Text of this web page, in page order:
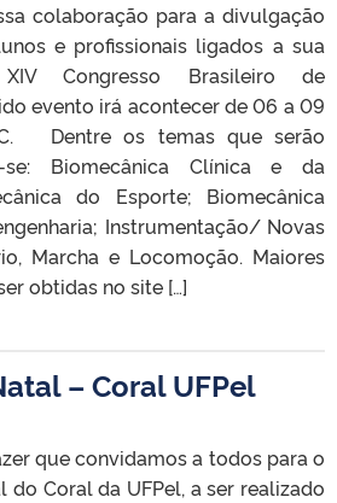
colaboração para a divulgação
e profissionais ligados a sua
Congresso Brasileiro de
evento irá acontecer de 06 a 09
Dentre os temas que serão
Biomecânica Clínica e da
do Esporte; Biomecânica
Instrumentação/ Novas
Marcha e Locomoção. Maiores
obtidas no site […]
– Coral UFPel
que convidamos a todos para o
do Coral da UFPel, a ser realizado